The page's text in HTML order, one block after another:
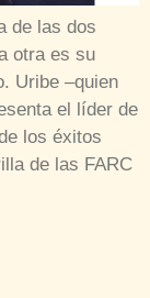
de las dos
otra es su
Uribe –quien
el líder de
los éxitos
de las FARC